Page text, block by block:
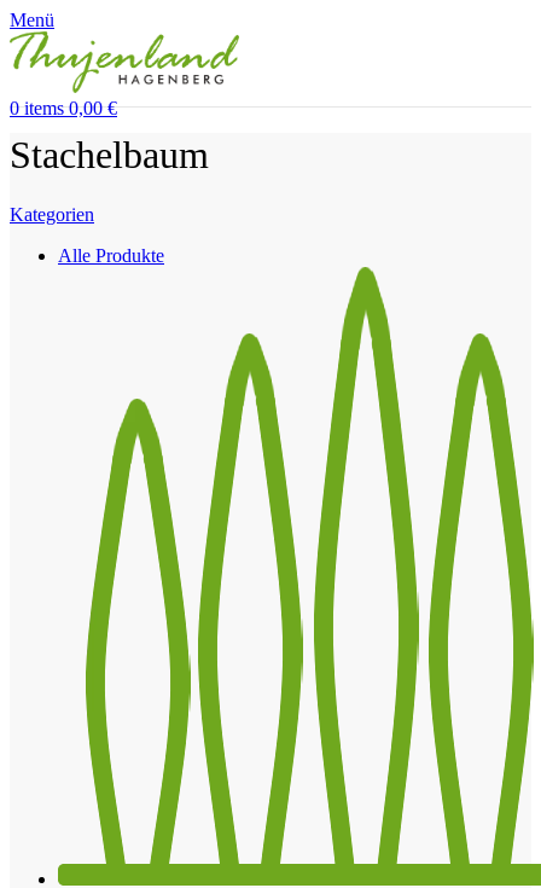
Menü
0items 0,00€
Stachelbaum
Kategorien
Alle Produkte